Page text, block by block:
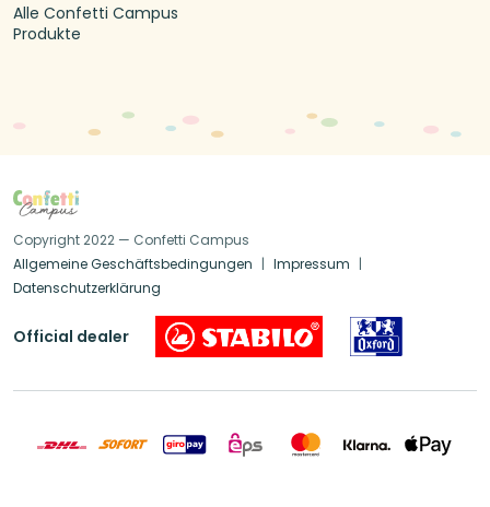
Alle Confetti Campus
Produkte
Copyright 2022 — Confetti Campus
Allgemeine Geschäftsbedingungen
Impressum
Datenschutzerklärung
Official dealer